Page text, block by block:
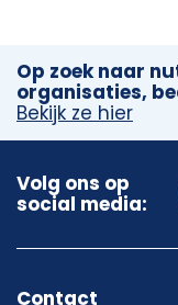
Op zoek naar
organisaties,
Bekijk ze hier
Volg ons op
social media:
Contact